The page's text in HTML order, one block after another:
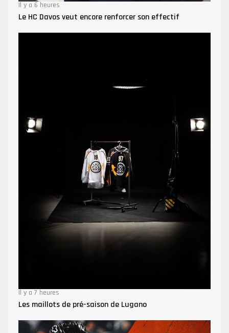
Il y a 6 heures
Le HC Davos veut encore renforcer son effectif
Il y a 7 heures
Les maillots de pré-saison de Lugano